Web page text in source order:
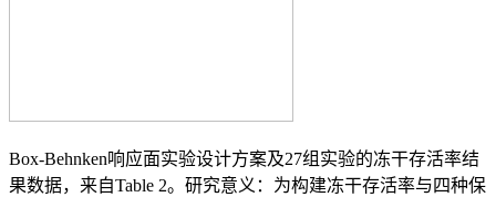
Box-Behnken响应面实验设计方案及27组实验的冻干存活率结
果数据，来自Table 2。研究意义：为构建冻干存活率与四种保